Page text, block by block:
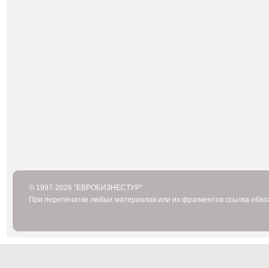
© 1997-2026 "ЕВРОБИЗНЕСТУР"
При перепечатке любых материалов или их фрагментов ссылка